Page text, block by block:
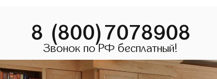
8 (800)7078908
Звонок по РФ бесплатный!